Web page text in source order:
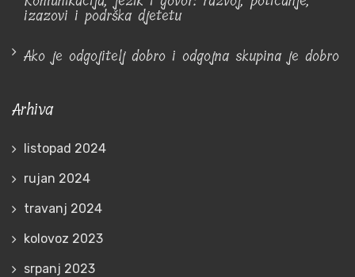
izazovi i podrška djetetu
Ako je odgojitelj dobro i odgojna skupina je dobro
Arhiva
listopad 2024
rujan 2024
travanj 2024
kolovoz 2023
srpanj 2023